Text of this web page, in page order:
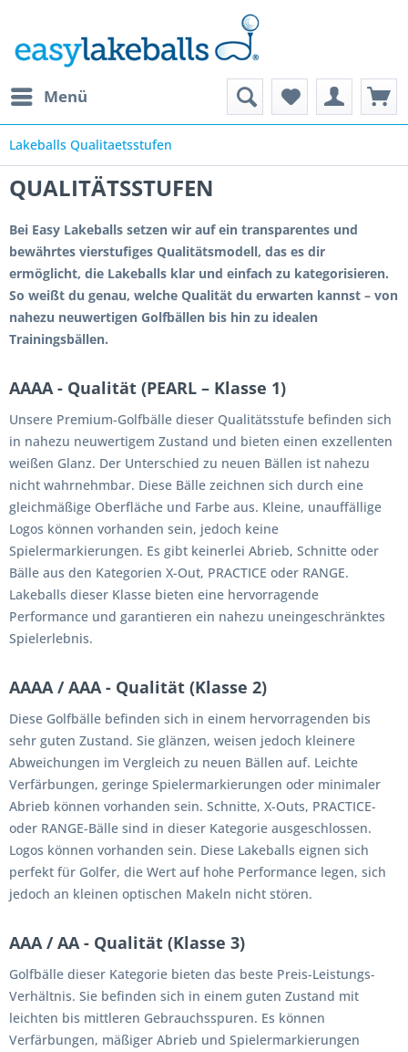
Menü
Lakeballs Qualitaetsstufen
QUALITÄTSSTUFEN
Bei Easy Lakeballs setzen wir auf ein transparentes und
bewährtes vierstufiges Qualitätsmodell, das es dir
ermöglicht, die Lakeballs klar und einfach zu kategorisieren.
So weißt du genau, welche Qualität du erwarten kannst – von
nahezu neuwertigen Golfbällen bis hin zu idealen
Trainingsbällen.
AAAA - Qualität (PEARL – Klasse 1)
Unsere Premium-Golfbälle dieser Qualitätsstufe befinden sich
in nahezu neuwertigem Zustand und bieten einen exzellenten
weißen Glanz. Der Unterschied zu neuen Bällen ist nahezu
nicht wahrnehmbar. Diese Bälle zeichnen sich durch eine
gleichmäßige Oberfläche und Farbe aus. Kleine, unauffällige
Logos können vorhanden sein, jedoch keine
Spielermarkierungen. Es gibt keinerlei Abrieb, Schnitte oder
Bälle aus den Kategorien X-Out, PRACTICE oder RANGE.
Lakeballs dieser Klasse bieten eine hervorragende
Performance und garantieren ein nahezu uneingeschränktes
Spielerlebnis.
AAAA / AAA - Qualität (Klasse 2)
Diese Golfbälle befinden sich in einem hervorragenden bis
sehr guten Zustand. Sie glänzen, weisen jedoch kleinere
Abweichungen im Vergleich zu neuen Bällen auf. Leichte
Verfärbungen, geringe Spielermarkierungen oder minimaler
Abrieb können vorhanden sein. Schnitte, X-Outs, PRACTICE-
oder RANGE-Bälle sind in dieser Kategorie ausgeschlossen.
Logos können vorhanden sein. Diese Lakeballs eignen sich
perfekt für Golfer, die Wert auf hohe Performance legen, sich
jedoch an kleinen optischen Makeln nicht stören.
AAA / AA - Qualität (Klasse 3)
Golfbälle dieser Kategorie bieten das beste Preis-Leistungs-
Verhältnis. Sie befinden sich in einem guten Zustand mit
leichten bis mittleren Gebrauchsspuren. Es können
Verfärbungen, mäßiger Abrieb und Spielermarkierungen